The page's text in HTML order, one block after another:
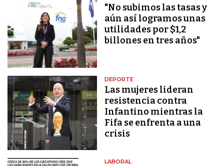
"No subimos las tasas y
aún así logramos unas
utilidades por $1,2
billones en tres años"
DEPORTE
Las mujeres lideran
resistencia contra
Infantino mientras la
Fifa se enfrenta a una
crisis
LABORAL